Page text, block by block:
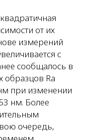
от их
измерений
с
сообщалось в
образцов Ra
при изменении
нм. Более
очередь,